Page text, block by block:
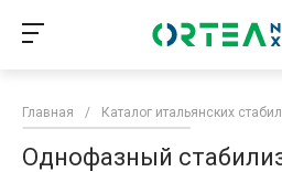
Главная / Каталог итальянских
Однофазный